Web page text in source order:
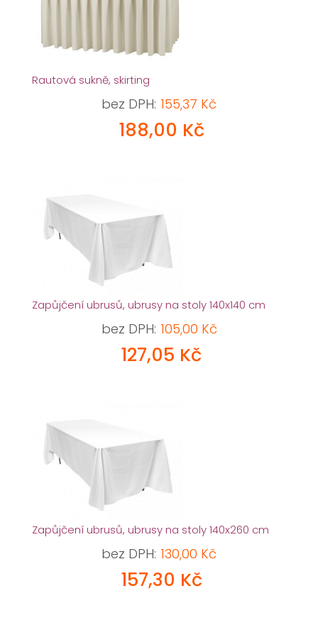
Rautová sukně, skirting
bez DPH: 155,37 Kč
188,00 Kč
Zapůjčení ubrusů, ubrusy na stoly 140x140 cm
bez DPH: 105,00 Kč
127,05 Kč
Zapůjčení ubrusů, ubrusy na stoly 140x260 cm
bez DPH: 130,00 Kč
157,30 Kč